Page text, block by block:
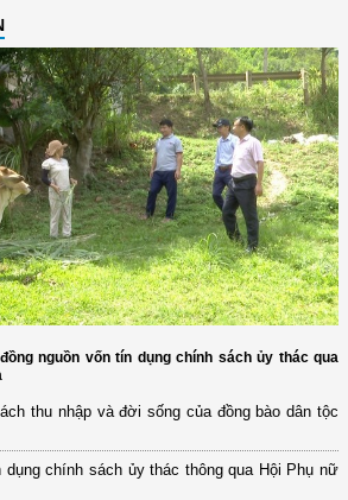
nguồn vốn tín dụng chính sách ủy thác qua
thu nhập và đời sống của đồng bào dân tộc
dụng chính sách ủy thác thông qua Hội Phụ nữ